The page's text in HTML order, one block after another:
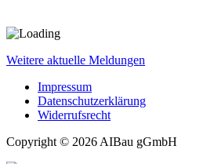
Weitere aktuelle Meldungen
Impressum
Datenschutzerklärung
Widerrufsrecht
Copyright © 2026 AIBau gGmbH